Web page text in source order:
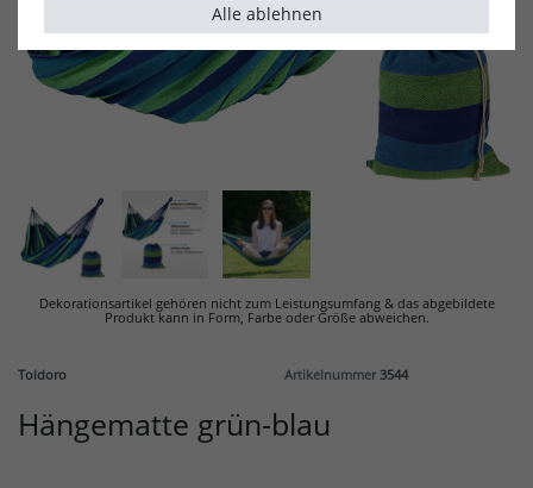
Dekorationsartikel gehören nicht zum Leistungsumfang & das abgebildete
Produkt kann in Form, Farbe oder Größe abweichen.
Toldoro Artikelnummer3544
Hängematte grün-blau
Alle ablehnen